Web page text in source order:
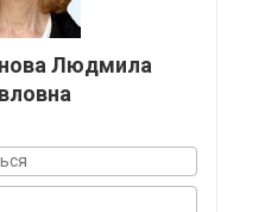
Людмила